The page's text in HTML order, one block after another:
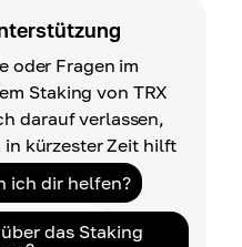
ich dir helfen?
das Staking
oder Fragen im
Staking von TRX
darauf verlassen,
in kürzester Zeit hilft